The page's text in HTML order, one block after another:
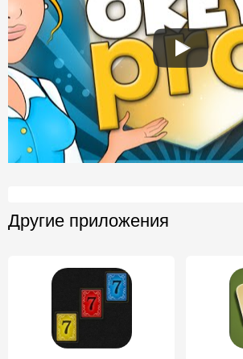
Другие приложения